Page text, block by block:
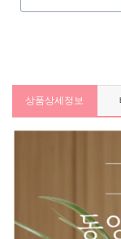
상품상세정보